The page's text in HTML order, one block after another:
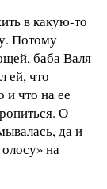
в какую-то
Потому
баба Валя
ей, что
и что на ее
О
да и
на